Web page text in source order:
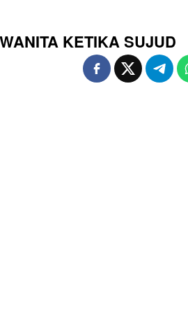
KETIKA SUJUD